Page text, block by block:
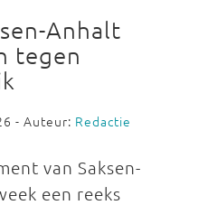
Anhalt
tegen
- Auteur: Redactie
van Saksen-
een reeks